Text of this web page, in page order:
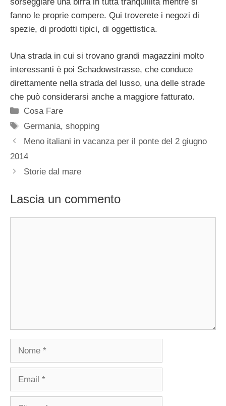
fanno le proprie compere. Qui troverete i negozi di
spezie, di prodotti tipici, di oggettistica.
Una strada in cui si trovano grandi magazzini molto
interessanti è poi Schadowstrasse, che conduce
direttamente nella strada del lusso, una delle strade
che può considerarsi anche a maggiore fatturato.
Categorie
Cosa Fare
Tag
Germania,shopping
Meno italiani in vacanza per il ponte del 2 giugno
2014
Storie dal mare
Lascia un commento
Nome
Email
Sito